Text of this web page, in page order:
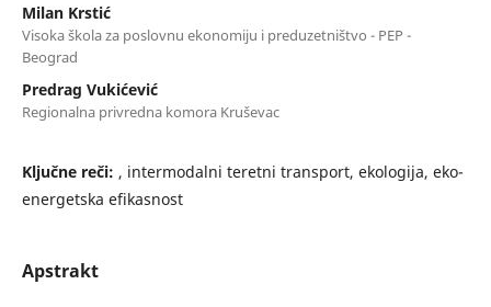
Milan Krstić
Visoka škola za poslovnu ekonomiju i preduzetništvo - PEP -
Beograd
Predrag Vukićević
Regionalna privredna komora Kruševac
Ključne reči: , intermodalni teretni transport, ekologija, eko-
energetska efikasnost
Apstrakt